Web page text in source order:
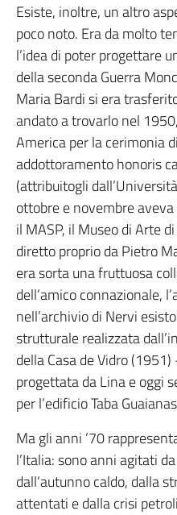
Esiste, inoltre, un altro
poco noto. Era da molto
l’idea di poter progettare
della seconda Guerra
Maria Bardi si era
andato a trovarlo nel
America per la cerimonia
addottoramento honoris
(attribuitogli
ottobre e novembre
il MASP, il Museo di Arte
diretto proprio da Pietro
era sorta una fruttuosa
dell’amico connazionale,
nell’archivio di Nervi
strutturale realizzata
della Casa de Vidro
progettata da Lina e oggi
per l’edificio Taba
Ma gli anni ’70
l’Italia: sono anni agitati
dall’autunno caldo, dalla
attentati e dalla crisi